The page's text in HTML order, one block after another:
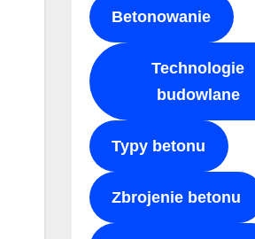
Betonowanie
Technologie
budowlane
Typy betonu
Zbrojenie betonu